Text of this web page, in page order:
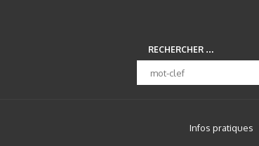
RECHERCHER …
Infos pratiques